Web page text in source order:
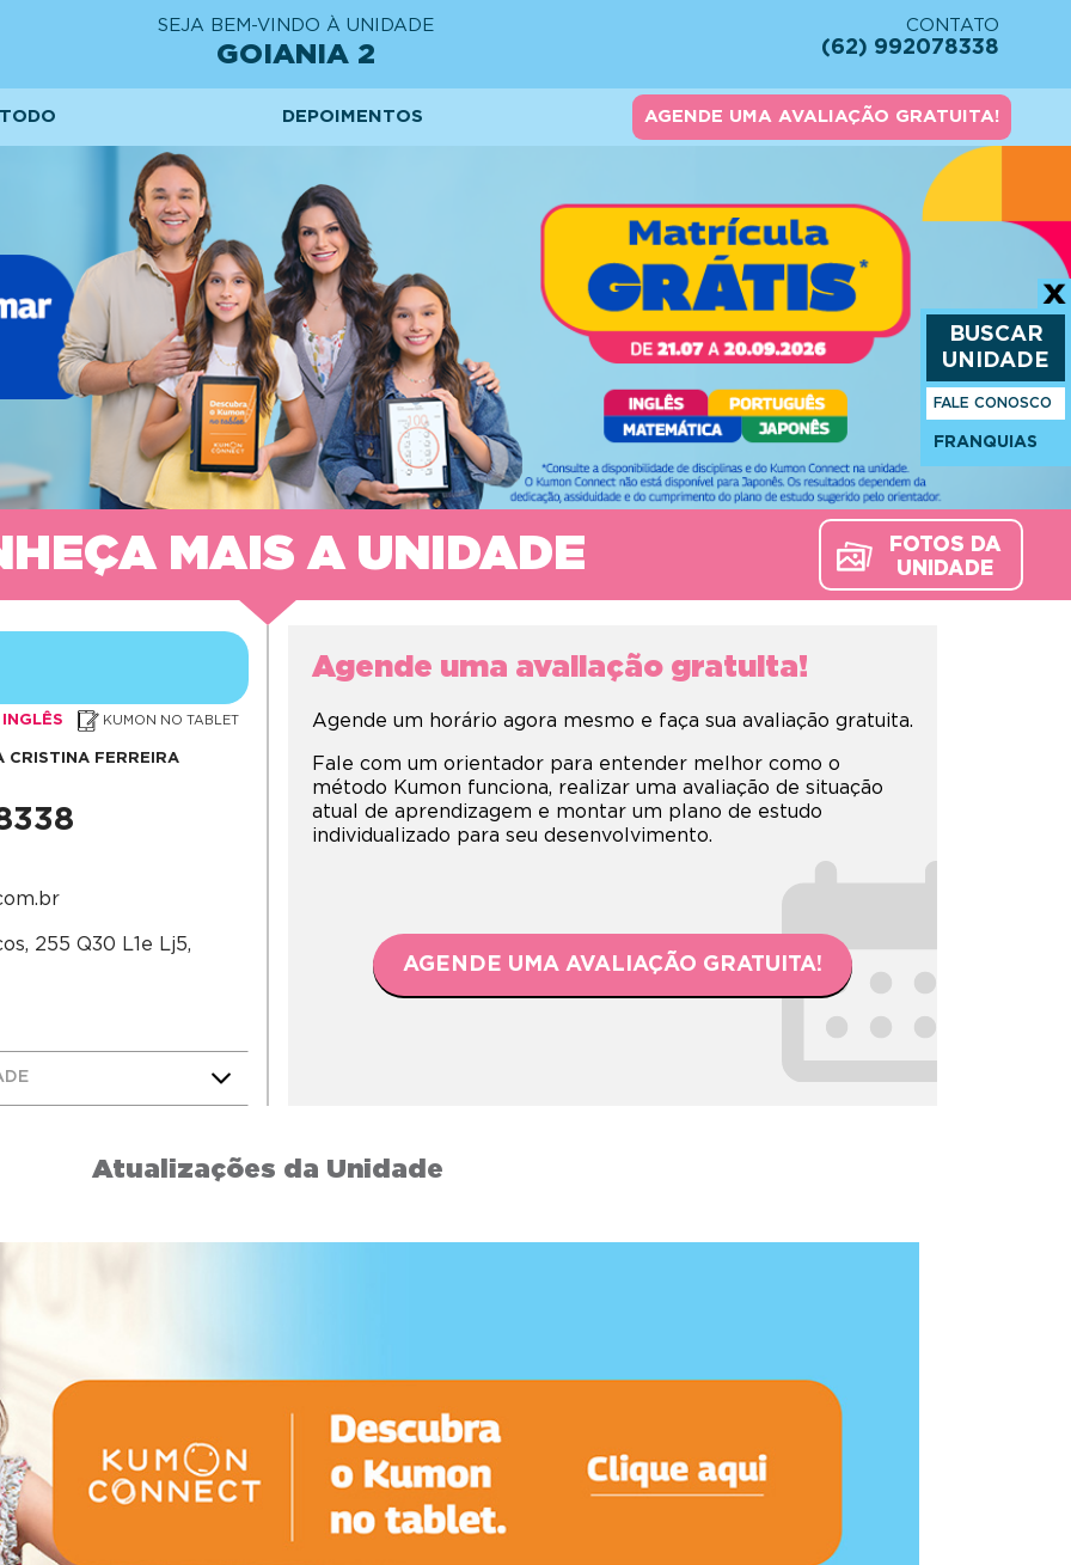
SEJA BEM-VINDO À UNIDADE
GOIANIA 2
CONTATO
(62) 992078338
DEPOIMENTOS AGENDE UMA AVALIAÇÃO GRATUITA!
MAIS A UNIDADE
FOTOS DA
UNIDADE
INGLÊS KUMON NO TABLET
CRISTINA FERREIRA
255 Q30 L1e Lj5,
Agende uma avaliação gratuita!
Agende um horário agora mesmo e faça sua avaliação gratuita.
Fale com um orientador para entender melhor como o
método Kumon funciona, realizar uma avaliação de situação
atual de aprendizagem e montar um plano de estudo
individualizado para seu desenvolvimento.
AGENDE UMA AVALIAÇÃO GRATUITA!
Atualizações da Unidade
BUSCAR
UNIDADE
FALE CONOSCO
FRANQUIAS